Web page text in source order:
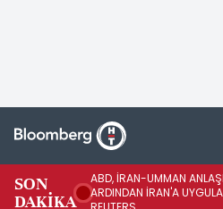
SON
DAKİKA
ABD, İRAN-UMMAN
ARDINDAN İRAN'A